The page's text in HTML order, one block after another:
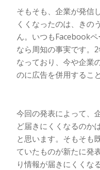
そもそも、企業が発信
くくなったのは、きの
ん。いつもFacebook
なら周知の事実です。
なっており、今や企業
のに広告を併用するこ
今回の発表によって、
ど届きにくくなるのか
と思います。そもそも
ていたものが新たに発
り情報が届きにくくな